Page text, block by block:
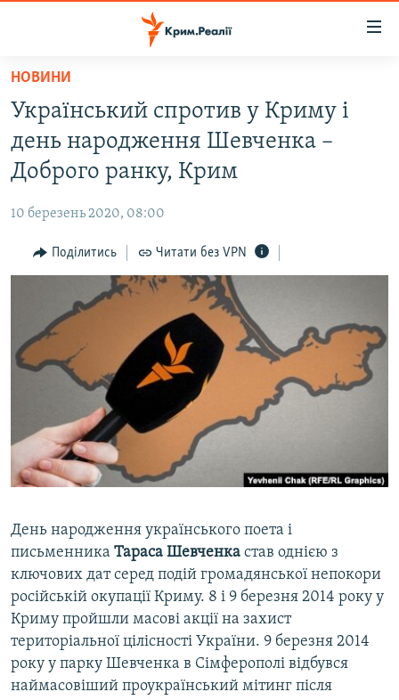
Перейти
основного
матеріалу
Перейти
до
основної
навігації
Перейти
до
ВОДА.КРИМ
ВІДЕО ТА ФОТО
БЛОГИ
ПОГЛЯД
ВСЕ ЗА ДЕНЬ
СПЕЦПРОЕКТИ
ДЕПОРТАЦІЯ
ВІДЕОУРОКИ «ELIFBE»
СВІДЧЕННЯ ОКУПАЦІЇ
УКРАЇНСЬКА ПРОБЛЕМА КРИМУ
ЯК ОБІЙТИ БЛОКУВАННЯ
Русский
Qırımtatar
Усі сайти RFE/RL
НОВИНИ
Український спротив у Криму і
день народження Шевченка –
Доброго ранку, Крим
10 березень 2020, 08:00
Поділитись Читати без VPN
День народження українського поета і
письменника Тараса Шевченка став однією з
ключових дат серед подій громадянської непокори
російській окупації Криму. 8 і 9 березня 2014 року у
Криму пройшли масові акції на захист
територіальної цілісності України. 9 березня 2014
року у парку Шевченка в Сімферополі відбувся
наймасовіший проукраїнський мітинг після